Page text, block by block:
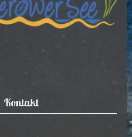
Kontakt